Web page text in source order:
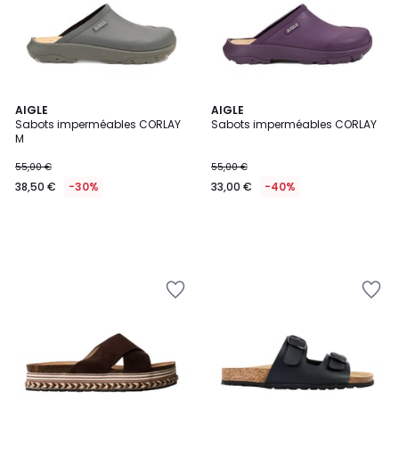
AIGLE
Sabots imperméables CORLAY
M
55,00 €
38,50 € -30%
AIGLE
Sabots imperméables CORLAY
55,00 €
33,00 € -40%